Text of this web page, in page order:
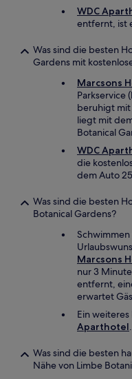
WDC
entfernt, ist
Was sind die besten
Gardens mit
Marcsons
Parkservice
beruhigt
liegt mit
Botanical
WDC
die
dem Auto
Was sind die besten
Botanical Gardens?
Marcsons
nur 3
entfernt,
erwartet
Ein
Aparthotel.
Was sind die besten
Nähe von Limbe